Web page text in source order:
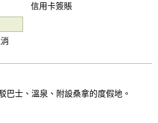
信用卡簽賬
巴士、溫泉、附設桑拿的度假地。